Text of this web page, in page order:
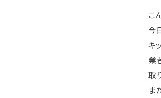
こ
今
キ
業
取
ま